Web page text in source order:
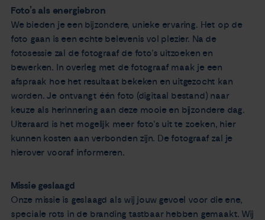
Foto’s als energiebron
We bieden je een bijzondere, unieke ervaring. Het op de
foto gaan is een echte belevenis vol plezier. Na de
fotosessie zal de fotograaf de foto’s uitzoeken en
bewerken. In overleg met de fotograaf maak je een
afspraak hoe het resultaat bekeken en uitgezocht kan
worden. Je ontvangt één foto (digitaal bestand) naar
keuze als herinnering aan deze mooie en bijzondere dag.
Uiteraard is het mogelijk meer foto’s uit te zoeken, hier
kunnen kosten aan verbonden zijn. De fotograaf zal je
hierover vooraf informeren.
Missie geslaagd
Onze missie is geslaagd als wij jouw gevoel voor die ene,
speciale rots in de branding tastbaar hebben gemaakt. Wij